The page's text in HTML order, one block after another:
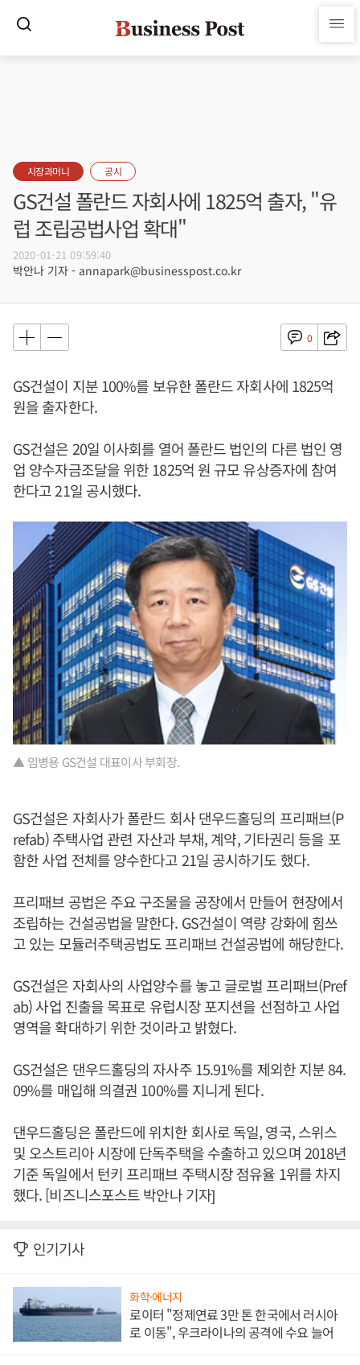
시장과머니 공시
GS건설 폴란드 자회사에 1825억 출자, "유
럽 조립공법사업 확대"
2020-01-21 09:59:40
박안나 기자 - annapark@businesspost.co.kr
0
GS건설이 지분 100%를 보유한 폴란드 자회사에 1825억
원을 출자한다.
GS건설은 20일 이사회를 열어 폴란드 법인의 다른 법인 영
업 양수자금조달을 위한 1825억 원 규모 유상증자에 참여
한다고 21일 공시했다.
▲ 임병용 GS건설 대표이사 부회장.
GS건설은 자회사가 폴란드 회사 댄우드홀딩의 프리패브(P
refab) 주택사업 관련 자산과 부채, 계약, 기타권리 등을 포
함한 사업 전체를 양수한다고 21일 공시하기도 했다.
프리패브 공법은 주요 구조물을 공장에서 만들어 현장에서
조립하는 건설공법을 말한다. GS건설이 역량 강화에 힘쓰
고 있는 모듈러주택공법도 프리패브 건설공법에 해당한다.
GS건설은 자회사의 사업양수를 놓고 글로벌 프리패브(Pref
ab) 사업 진출을 목표로 유럽시장 포지션을 선점하고 사업
영역을 확대하기 위한 것이라고 밝혔다.
GS건설은 댄우드홀딩의 자사주 15.91%를 제외한 지분 84.
09%를 매입해 의결권 100%를 지니게 된다.
댄우드홀딩은 폴란드에 위치한 회사로 독일, 영국, 스위스
및 오스트리아 시장에 단독주택을 수출하고 있으며 2018년
기준 독일에서 턴키 프리패브 주택시장 점유율 1위를 차지
했다. [비즈니스포스트 박안나 기자]
인기기사
화학·에너지
로이터 "정제연료 3만 톤 한국에서 러시아
로 이동", 우크라이나의 공격에 수요 늘어